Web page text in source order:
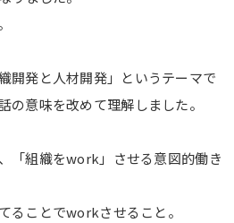
開発と人材開発」というテーマで
の意味を改めて理解しました。
「組織をwork」させる意図的働き
ることでworkさせること。